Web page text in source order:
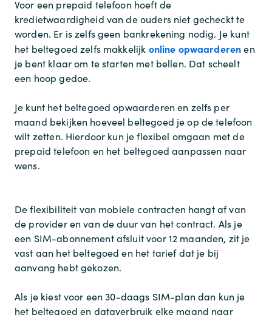
Voor een prepaid telefoon hoeft de
kredietwaardigheid van de ouders niet gecheckt te
worden. Er is zelfs geen bankrekening nodig. Je kunt
het beltegoed zelfs makkelijk online opwaarderenen
je bent klaar om te starten met bellen. Dat scheelt
een hoop gedoe.
Je kunt het beltegoed opwaarderen en zelfs per
maand bekijken hoeveel beltegoed je op de telefoon
wilt zetten. Hierdoor kun je flexibel omgaan met de
prepaid telefoon en het beltegoed aanpassen naar
wens.
De flexibiliteit van mobiele contracten hangt af van
de provider en van de duur van het contract. Als je
een SIM-abonnement afsluit voor 12 maanden, zit je
vast aan het beltegoed en het tarief dat je bij
aanvang hebt gekozen.
Als je kiest voor een 30-daags SIM-plan dan kun je
het beltegoed en dataverbruik elke maand naar